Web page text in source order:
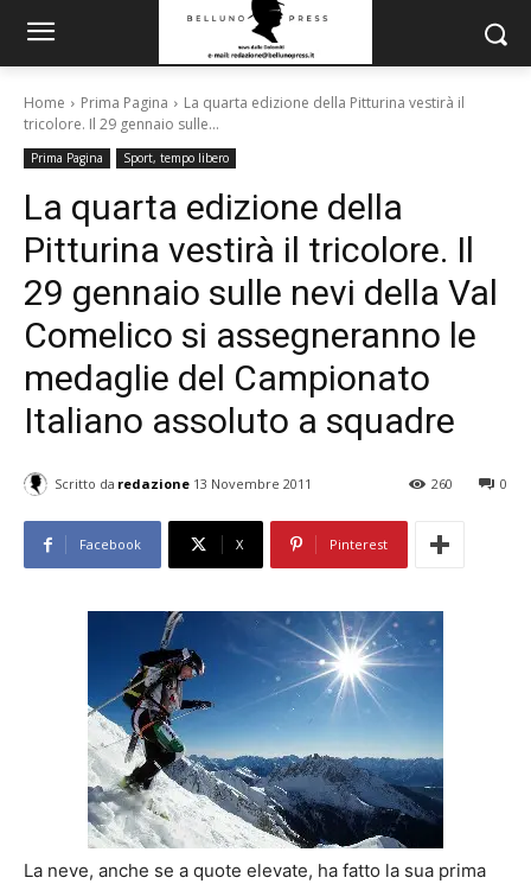
Home Prima Pagina
La quarta edizione della Pitturina vestirà il
tricolore. Il 29 gennaio sulle...
Prima Pagina Sport, tempo libero
La quarta edizione della
Pitturina vestirà il tricolore. Il
29 gennaio sulle nevi della Val
Comelico si assegneranno le
medaglie del Campionato
Italiano assoluto a squadre
Scritto da redazione 13 Novembre 2011 0
260
Facebook X Pinterest
La neve, anche se a quote elevate, ha fatto la sua prima